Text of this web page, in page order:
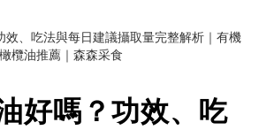
好嗎？功效、吃